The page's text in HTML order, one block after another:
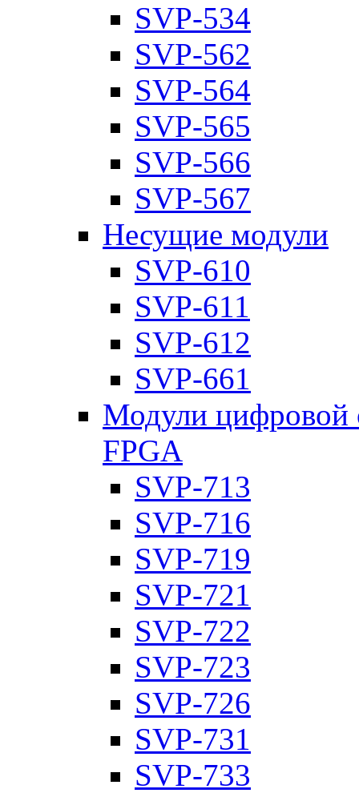
SVP-534
SVP-562
SVP-564
SVP-565
SVP-566
SVP-567
Несущие модули
SVP-610
SVP-611
SVP-612
SVP-661
Модули цифровой
FPGA
SVP-713
SVP-716
SVP-719
SVP-721
SVP-722
SVP-723
SVP-726
SVP-731
SVP-733